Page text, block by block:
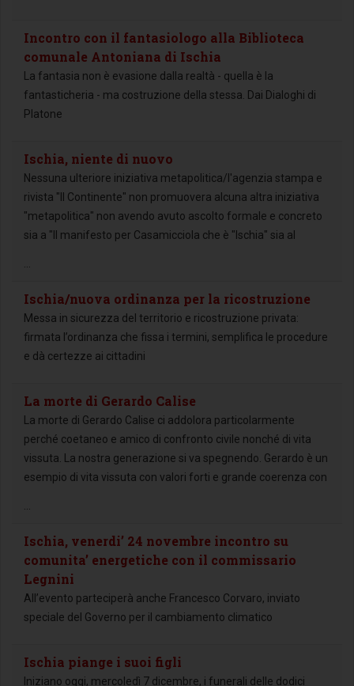
Incontro con il fantasiologo alla Biblioteca
comunale Antoniana di Ischia
La fantasia non è evasione dalla realtà - quella è la
fantasticheria - ma costruzione della stessa. Dai Dialoghi di
Platone
Ischia, niente di nuovo
Nessuna ulteriore iniziativa metapolitica/l'agenzia stampa e
rivista "Il Continente" non promuovera alcuna altra iniziativa
"metapolitica" non avendo avuto ascolto formale e concreto
sia a "Il manifesto per Casamicciola che è "Ischia" sia al
Ischia/nuova ordinanza per la ricostruzione
Messa in sicurezza del territorio e ricostruzione privata:
firmata l’ordinanza che fissa i termini, semplifica le procedure
e dà certezze ai cittadini
La morte di Gerardo Calise
La morte di Gerardo Calise ci addolora particolarmente
perché coetaneo e amico di confronto civile nonché di vita
vissuta. La nostra generazione si va spegnendo. Gerardo è un
esempio di vita vissuta con valori forti e grande coerenza con
Ischia, venerdi’ 24 novembre incontro su
comunita’ energetiche con il commissario
Legnini
All’evento parteciperà anche Francesco Corvaro, inviato
speciale del Governo per il cambiamento climatico
Ischia piange i suoi figli
Iniziano oggi, mercoledì 7 dicembre, i funerali delle dodici